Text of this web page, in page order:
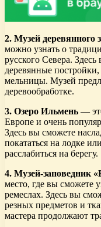
2. Музей деревянного
можно узнать о
русского Севера.
деревянные
мельницы. Музей
деревообработке.
3. Озеро Ильмень —
Европе и очень
Здесь вы сможете
покататься на лодке
расслабиться на берегу.
4. Музей-заповедник
место, где вы сможете
ремеслах. Здесь вы
резных предметов и
мастера продолжают